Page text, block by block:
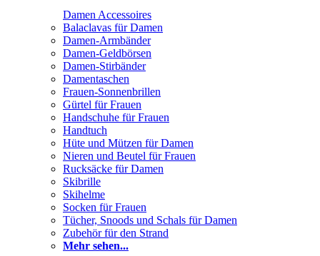
Damen Accessoires
Balaclavas für Damen
Damen-Armbänder
Damen-Geldbörsen
Damen-Stirbänder
Damentaschen
Frauen-Sonnenbrillen
Gürtel für Frauen
Handschuhe für Frauen
Handtuch
Hüte und Mützen für Damen
Nieren und Beutel für Frauen
Rucksäcke für Damen
Skibrille
Skihelme
Socken für Frauen
Tücher, Snoods und Schals für Damen
Zubehör für den Strand
Mehr sehen...